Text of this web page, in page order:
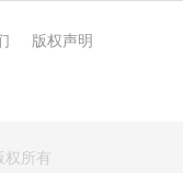
版权声明
所有